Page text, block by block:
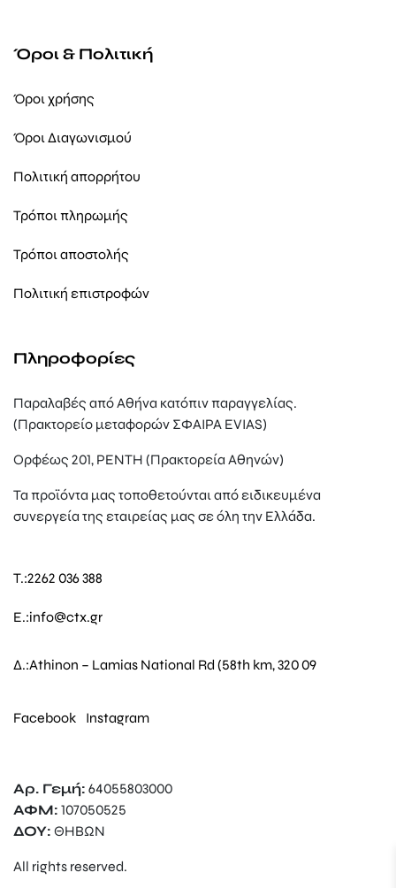
Όροι & Πολιτική
Όροι χρήσης
Όροι Διαγωνισμού
Πολιτική απορρήτου
Τρόποι πληρωμής
Τρόποι αποστολής
Πολιτική επιστροφών
Πληροφορίες
Παραλαβές από Αθήνα κατόπιν παραγγελίας.
(Πρακτορείο μεταφορών ΣΦΑΙΡΑ EVIAS)
Ορφέως 201, ΡΕΝΤΗ (Πρακτορεία Αθηνών)
Τα προϊόντα μας τοποθετούνται από ειδικευμένα
συνεργεία της εταιρείας μας σε όλη την Ελλάδα.
T.:2262 036 388
E.:info@ctx.gr
Δ.:Athinon – Lamias National Rd (58th km, 320 09
Facebook Instagram
Αρ. Γεμή: 64055803000
ΑΦΜ: 107050525
ΔΟΥ: ΘΗΒΩΝ
All rights reserved.